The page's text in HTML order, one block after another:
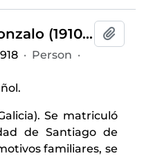
Torrente Ballester, Gonzalo (1910-1999)
· Person ·
Se matriculó
de Santiago de
familiares, se